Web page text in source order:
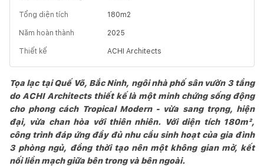
Tổng diện tích 180m2
Năm hoàn thành 2025
Thiết kế ACHI Architects
Tọa lạc tại Quế Võ, Bắc Ninh, ngôi nhà phố sân vườn 3 tầng
do ACHI Architects thiết kế là một minh chứng sống động
cho phong cách Tropical Modern - vừa sang trọng, hiện
đại, vừa chan hòa với thiên nhiên. Với diện tích 180m²,
công trình đáp ứng đầy đủ nhu cầu sinh hoạt của gia đình
3 phòng ngủ, đồng thời tạo nên một không gian mở, kết
nối liền mạch giữa bên trong và bên ngoài.